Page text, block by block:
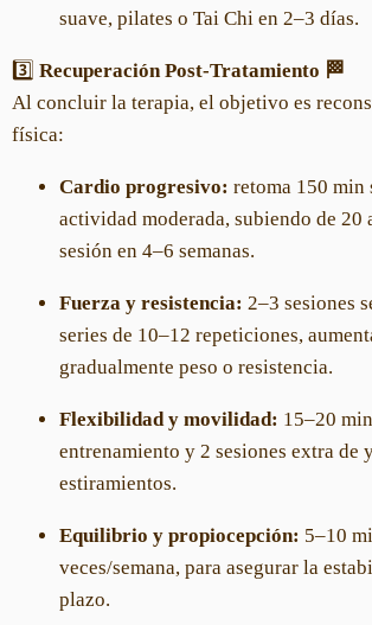
suave, pilates o Tai Chi en 2–3 días.
3️⃣ Recuperación Post-Tratamiento 🏁
Al concluir la terapia, el objetivo es
física:
Cardio progresivo: retoma 150 min
actividad moderada, subiendo de 20
sesión en 4–6 semanas.
Fuerza y resistencia: 2–3 sesiones
series de 10–12 repeticiones,
gradualmente peso o resistencia.
Flexibilidad y movilidad: 15–20
entrenamiento y 2 sesiones extra de
estiramientos.
Equilibrio y propiocepción: 5–10
veces/semana, para asegurar la
plazo.